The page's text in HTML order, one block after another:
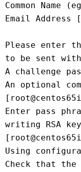
Common
Email Address
Please enter
to be sent
A challenge
An optional
Enter pass
writing RSA key
Using
Check that the